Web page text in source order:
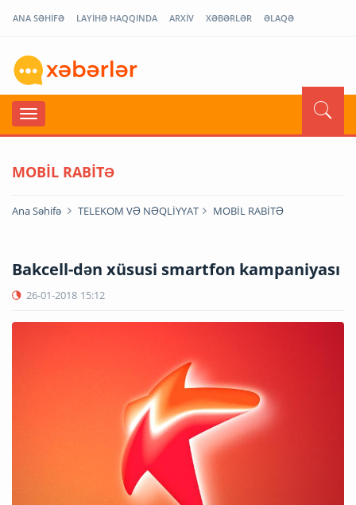
ANA SƏHİFƏ LAYİHƏ HAQQINDA ARXİV XƏBƏRLƏR ƏLAQƏ
MOBİL RABİTƏ
Ana Səhifə TELEKOM VƏ NƏQLİYYAT MOBİL RABİTƏ
Bakcell-dən xüsusi smartfon kampaniyası
26-01-2018 15:12